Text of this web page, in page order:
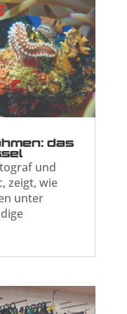
das
und
zeigt, wie
unter